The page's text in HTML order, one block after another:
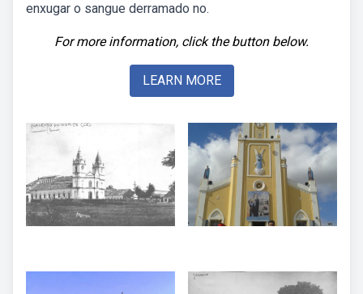
enxugar o sangue derramado no.
For more information, click the button below.
LEARN MORE